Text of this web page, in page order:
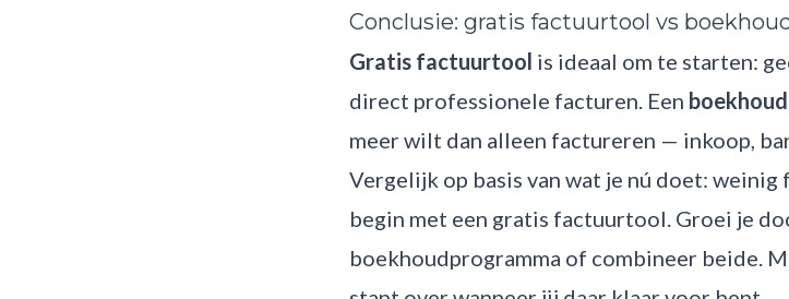
Conclusie: gratis factuurtool vs
Gratis factuurtool is ideaal om te starten:
direct professionele facturen. Een
meer wilt dan alleen factureren — inkoop,
Vergelijk op basis van wat je nú doet:
begin met een gratis factuurtool. Groei je
boekhoudprogramma of combineer beide.